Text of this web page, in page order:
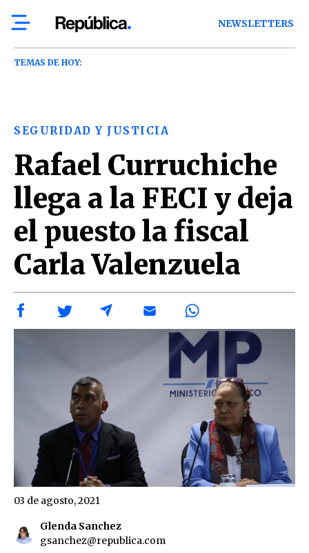
NEWSLETTERS
TEMAS DE HOY:
SEGURIDAD Y JUSTICIA
Rafael Curruchiche
llega a la FECI y deja
el puesto la fiscal
Carla Valenzuela
Glenda Sanchez
gsanchez@republica.com
03 de agosto, 2021